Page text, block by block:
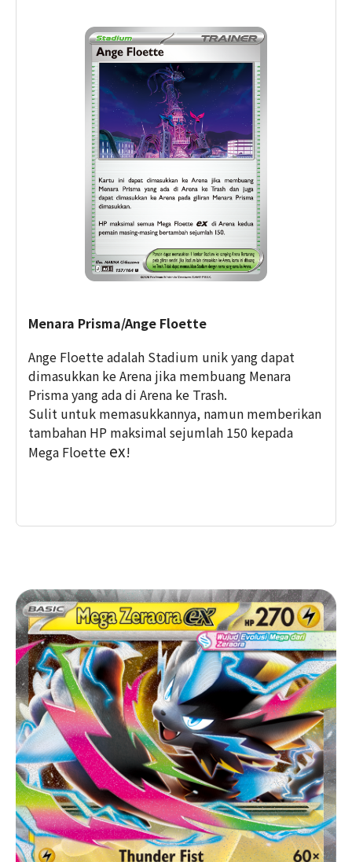
Menara Prisma/Ange Floette
Ange Floette adalah Stadium unik yang dapat
dimasukkan ke Arena jika membuang Menara
Prisma yang ada di Arena ke Trash.
Sulit untuk memasukkannya, namun memberikan
tambahan HP maksimal sejumlah 150 kepada
Mega Floette ex!